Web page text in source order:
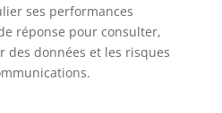
ses performances
réponse pour consulter,
des données et les risques